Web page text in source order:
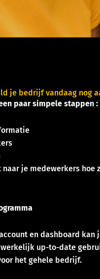
je bedrijf vandaag nog
paar simpele stappen :
je medewerkers hoe
en dashboard kan
up-to-date
het gehele bedrijf.